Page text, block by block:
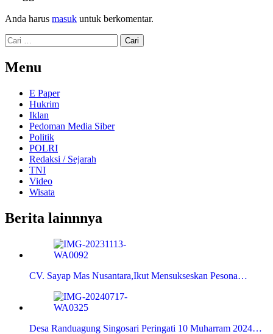
Anda harus masuk untuk berkomentar.
Cari
untuk:
Menu
E Paper
Hukrim
Iklan
Pedoman Media Siber
Politik
POLRI
Redaksi / Sejarah
TNI
Video
Wisata
Berita lainnnya
CV. Sayap Mas Nusantara,Ikut Mensukseskan Pesona…
Desa Randuagung Singosari Peringati 10 Muharram 2024…